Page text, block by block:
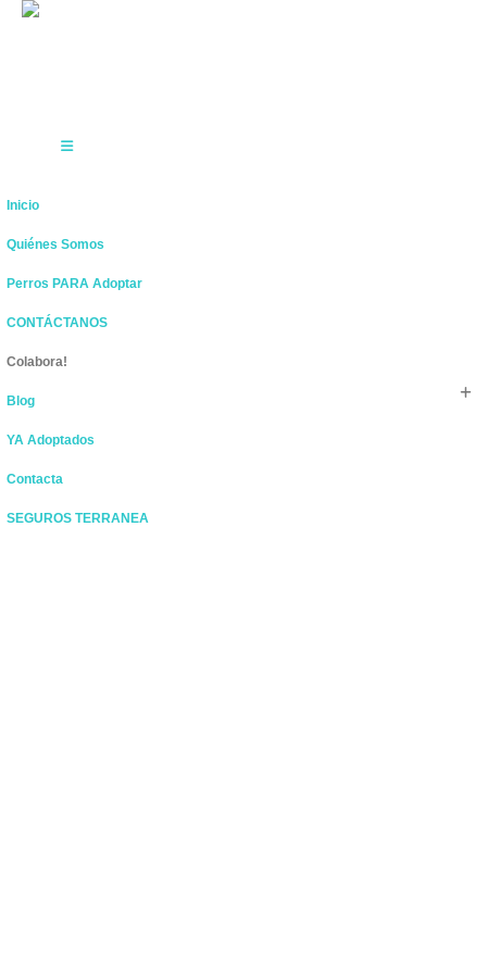
Inicio
Quiénes Somos
Perros PARA Adoptar
CONTÁCTANOS
Colabora!
Blog
YA Adoptados
Contacta
SEGUROS TERRANEA